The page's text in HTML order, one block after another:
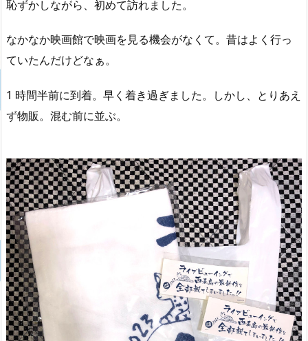
恥ずかしながら、初めて訪れました。
なかなか映画館で映画を見る機会がなくて。昔はよく行っ
ていたんだけどなぁ。
1 時間半前に到着。早く着き過ぎました。しかし、とりあえ
ず物販。混む前に並ぶ。